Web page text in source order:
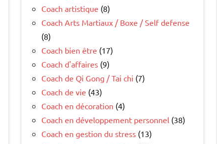
Coach artistique (8)
Coach Arts Martiaux / Boxe / Self defense
(8)
Coach bien être (17)
Coach d'affaires (9)
Coach de Qi Gong / Tai chi (7)
Coach de vie (43)
Coach en décoration (4)
Coach en développement personnel (38)
Coach en gestion du stress (13)